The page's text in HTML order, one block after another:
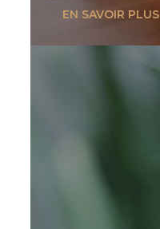
EN SAVOIR PLUS